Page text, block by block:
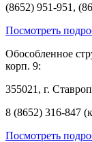
(8652) 951-951,
Посмотреть
Обособленное
корп. 9:
355021, г.
8 (8652) 316-847
Посмотреть